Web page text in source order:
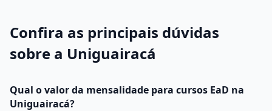
Confira as principais dúvidas
sobre a Uniguairacá
Qual o valor da mensalidade para cursos EaD na
Uniguairacá?